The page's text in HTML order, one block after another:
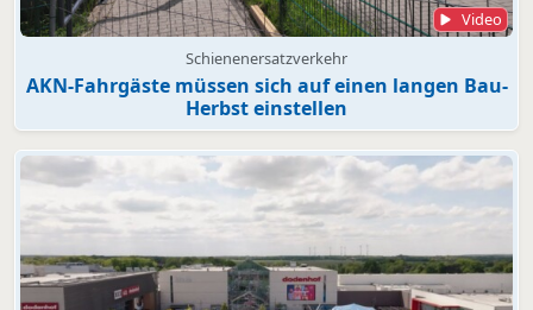
Video
Schienenersatzverkehr
AKN-Fahrgäste müssen sich auf einen langen Bau-
Herbst einstellen